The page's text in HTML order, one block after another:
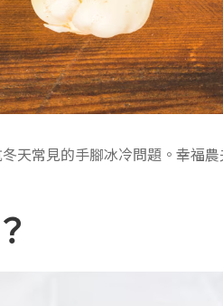
天常見的手腳冰冷問題。幸福